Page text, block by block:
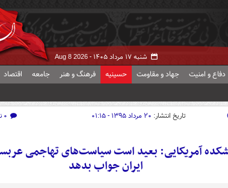
شنبه ۱۷ مرداد ۱۴۰۵ - Aug 8 2026
دفاع و امنیت جهاد و مقاومت حسینیه فرهنگ و هنر جامعه اقتصاد
تاریخ انتشار: ۲۰ مرداد ۱۳۹۵ - ۰۱:۱۵ ۰ نظر
آمریکایی: بعید است سیاست‌های تهاجمی
ایران جواب بدهد